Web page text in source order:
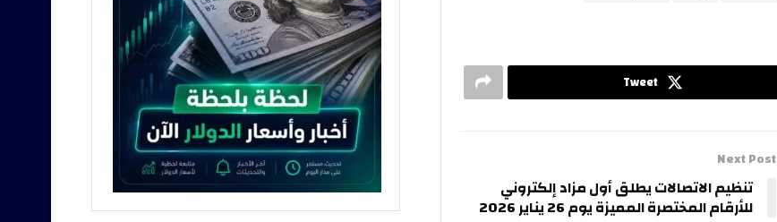
Tweet
Next Post
تنظيم الاتصالات يطلق أول مزاد إلكتروني
للأرقام المختصرة المميزة يوم 26 يناير 2026